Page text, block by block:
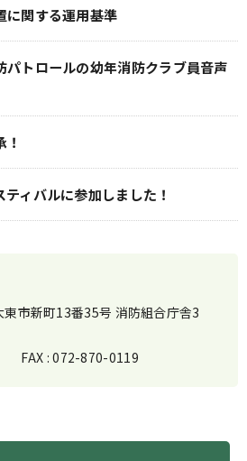
に関する運用基準
パトロールの幼年消防クラブ員音声
ィバルに参加しました！
市新町13番35号 消防組合庁舎3
FAX :072-870-0119